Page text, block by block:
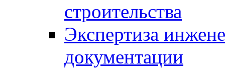
строительства
Экспертиза
документации